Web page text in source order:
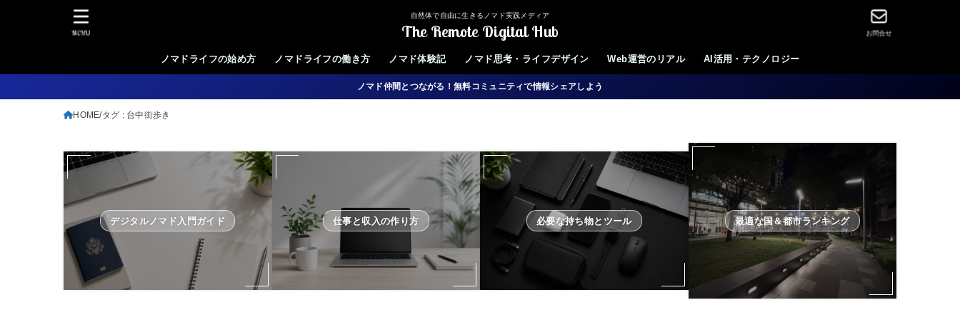
自然体で自由に生きるノマド実践メディア
The Remote Digital Hub
ノマドライフの始め方 ノマドライフの働き方 ノマド体験記 ノマド思考・ライフデザイン Web運営のリアル AI活用・テクノロジー
お問合せ
MENU
ノマド仲間とつながる！無料コミュニティで情報シェアしよう
HOME タグ : 台中街歩き
デジタルノマド入門ガイド 仕事と収入の作り方 必要な持ち物とツール 最適な国＆都市ランキング